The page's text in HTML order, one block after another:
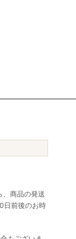
、商品の発送
日前後のお時